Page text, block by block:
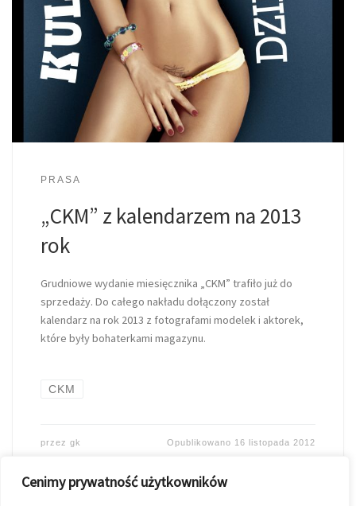
Cenimy prywatność użytkowników
PRASA
„CKM” z kalendarzem na 2013
rok
Grudniowe wydanie miesięcznika „CKM” trafiło już do
sprzedaży. Do całego nakładu dołączony został
kalendarz na rok 2013 z fotografami modelek i aktorek,
które były bohaterkami magazynu.
CKM
przez gk Opublikowano 16 listopada 2012